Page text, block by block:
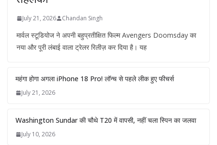
July 21, 2026 Chandan Singh
मार्वल स्टूडियोज ने अपनी बहुप्रतीक्षित फिल्म Avengers Doomsday का
नया और पूरी लंबाई वाला ट्रेलर रिलीज़ कर दिया है। यह
महंगा होगा अगला iPhone 18 Pro! लॉन्च से पहले लीक हुए फीचर्स
July 21, 2026
Washington Sundar की चौथे T20 में वापसी, नहीं चला स्पिन का जलवा
July 10, 2026